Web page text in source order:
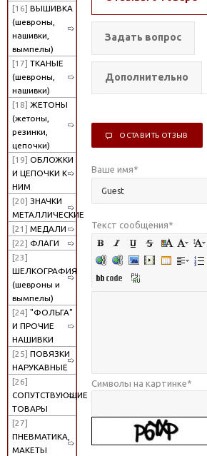
[16] ВЫШИВКА
(шевроны,
нашивки,
вымпелы)
[17] ТКАНЫЕ
(шевроны,
нашивки)
[18] ЖЕТОНЫ
(жетоны,
резинки,
цепочки)
[19] ОБЛОЖКИ
И ЦЕПОЧКИ К
НИМ
[20] ЗНАЧКИ
МЕТАЛЛИЧЕСКИЕ
[21] МЕДАЛИ
[22] ФЛАГИ
[23]
ШЕЛКОГРАФИЯ
(шевроны и
вымпелы)
[24] "ФОЛЬГА"
И ПРОЧИЕ
НАШИВКИ
[25] ПОВЯЗКИ
НАРУКАВНЫЕ
[26]
СОПУТСТВУЮЩИЕ
ТОВАРЫ
[27]
ПНЕВМАТИКА,
МАКЕТЫ
Задать вопрос
Дополнительно
ОСТАВИТЬ ОТЗЫВ
Ваше имя*
Текст сообщения*
Символы на картинке*